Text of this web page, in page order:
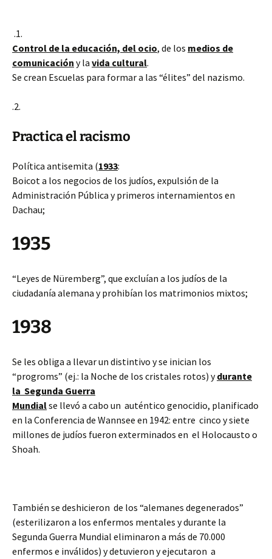
.1.
Control de la educación, del ocio, de los medios de
comunicación y la vida cultural.
Se crean Escuelas para formar a las “élites” del nazismo.
.2.
Practica el racismo
Política antisemita (1933:
Boicot a los negocios de los judíos, expulsión de la
Administración Pública y primeros internamientos en
Dachau;
1935
“Leyes de Nüremberg”, que excluían a los judíos de la
ciudadanía alemana y prohibían los matrimonios mixtos;
1938
Se les obliga a llevar un distintivo y se inician los
“progroms” (ej.: la Noche de los cristales rotos) ydurante
la Segunda Guerra
Mundialse llevó a cabo un auténtico genocidio, planificado
en la Conferencia de Wannsee en 1942: entre cinco y siete
millones de judíos fueron exterminados en el Holocausto o
Shoah.
También se deshicieron de los “alemanes degenerados”
(esterilizaron a los enfermos mentales y durante la
Segunda Guerra Mundial eliminaron a más de 70.000
enfermos e inválidos) y detuvieron y ejecutaron a